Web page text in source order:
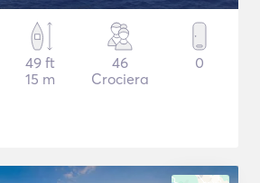
49 ft
15 m
46
Crociera
0